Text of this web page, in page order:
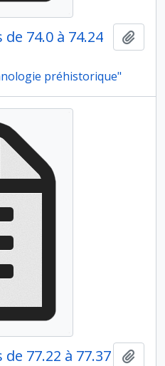
74.0 à 74.24
préhistorique"
77.22 à 77.37